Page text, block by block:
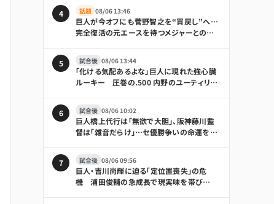
4
話題 08/06 13:46
巨人が今オフにも菅野智之を“買戻し”へ…
完全復活の元エースを待つメジャーとの争
5
試合後 08/06 13:44
「化ける気配あるよな」巨人に現れた強心臓
ルーキー 圧巻の.500 内野のユーティリテ
6
試合後 08/06 10:02
巨人橋上代行は「無欲で大胆」、阪神藤川監
督は「雑音だらけ」…セ優勝争いの命運を分
7
試合後 08/06 09:56
巨人・吉川尚輝に迫る「定位置喪失」の危
機 浦田俊輔の急成長で現実味を帯び